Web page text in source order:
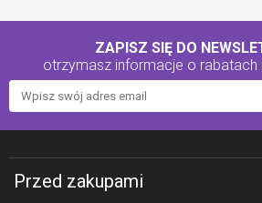
ZAPISZ SIĘ DO
otrzymasz informacje o rabatach
Przed zakupami